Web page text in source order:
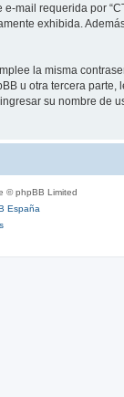
requerida por
exhibida.
la misma
u otra tercera
su nombre de
© phpBB Limited
España